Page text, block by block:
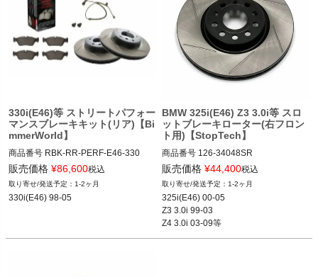
Z4 3.0si N52(E85/E86) 03-08
330i(E46)等 ストリートパフォー
マンスブレーキキット(リア)【Bi
mmerWorld】
商品番号 RBK-RR-PERF-E46-330
RBK-RR-PERF-E46-330
販売価格 ¥86,600税込
1-2ヶ月
330i(E46) 98-05
BMW 325i(E46) Z3 3.0i等 スロ
ットブレーキローター(右フロン
ト用)【StopTech】
商品番号 126-34048SR
126_34048SR
販売価格 ¥44,400税込
1-2ヶ月
325i(E46) 00-05
Z3 3.0i 99-03
Z4 3.0i 03-09等